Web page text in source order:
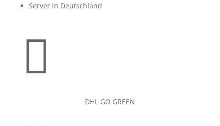
Server in Deutschland

DHL GO GREEN